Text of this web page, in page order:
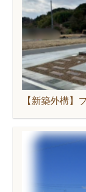
【新築外構】